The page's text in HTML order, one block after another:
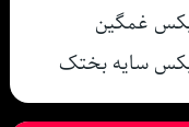
غمگین
سایه بختک